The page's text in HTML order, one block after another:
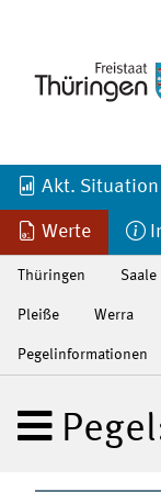
Akt. Situation
Werte
Thüringen Saale
Pleiße Werra
Pegelinformationen